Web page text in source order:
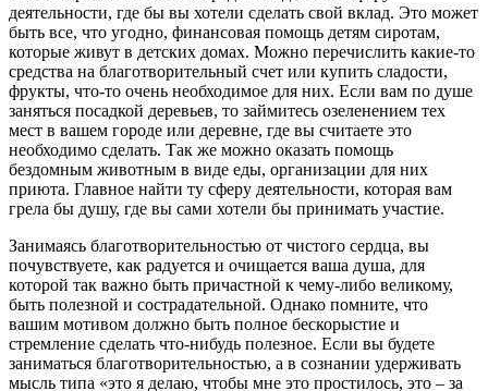
деятельности, где бы вы хотели сделать свой вклад. Это может
быть все, что угодно, финансовая помощь детям сиротам,
которые живут в детских домах. Можно перечислить какие-то
средства на благотворительный счет или купить сладости,
фрукты, что-то очень необходимое для них. Если вам по душе
заняться посадкой деревьев, то займитесь озеленением тех
мест в вашем городе или деревне, где вы считаете это
необходимо сделать. Так же можно оказать помощь
бездомным животным в виде еды, организации для них
приюта. Главное найти ту сферу деятельности, которая вам
грела бы душу, где вы сами хотели бы принимать участие.
Занимаясь благотворительностью от чистого сердца, вы
почувствуете, как радуется и очищается ваша душа, для
которой так важно быть причастной к чему-либо великому,
быть полезной и сострадательной. Однако помните, что
вашим мотивом должно быть полное бескорыстие и
стремление сделать что-нибудь полезное. Если вы будете
заниматься благотворительностью, а в сознании удерживать
мысль типа «это я делаю, чтобы мне это простилось, это – за